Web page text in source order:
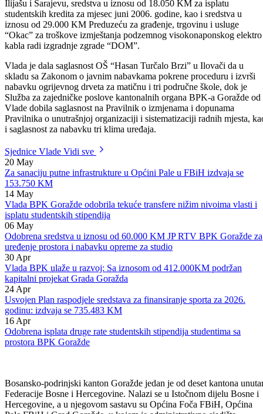
Predrag Bogunić.
U nastavku sjednice, članovi Vlade odobrili su 1.500 KM Udruženju
građana Yildiz BPK Goražde za učešće na manifestacijama u
Ilijašu i Sarajevu, sredstva u iznosu od 18.050 KM za isplatu
studentskih kredita za mjesec juni 2006. godine, kao i sredstva u
“Okac” za troškove izmještanja podzemnog visokonaponskog elektro
kabla radi izgradnje zgrade “DOM”.
Vlada je dala saglasnost OŠ “Hasan Turčalo Brzi” u Ilovači da u
skladu sa Zakonom o javnim nabavkama pokrene proceduru i izvrši
nabavku ogrijevnog drveta za matičnu i tri područne škole, dok je
Služba za zajedničke poslove kantonalnih organa BPK-a Goražde od
Pravilnika o unutrašnjoj organizaciji i sistematizaciji radnih mjesta,
i saglasnost za nabavku tri klima uređaja.
Sjednice Vlade
20 May
Za sanaciju putne infrastrukture u Općini Pale u FBiH izdvaja se
153.750 KM
14 May
Vlada BPK Goražde odobrila tekuće transfere nižim nivoima vlasti i
isplatu studentskih stipendija
06 May
Odobrena sredstva u iznosu od 60.000 KM JP RTV BPK Goražde za
uređenje prostora i nabavku opreme za studio
30 Apr
Vlada BPK ulaže u razvoj: Sa iznosom od 412.000KM podržan
kapitalni projekat Grada Goražda
24 Apr
Usvojen Plan raspodjele sredstava za finansiranje sporta za 2026.
godinu: izdvaja se 735.483 KM